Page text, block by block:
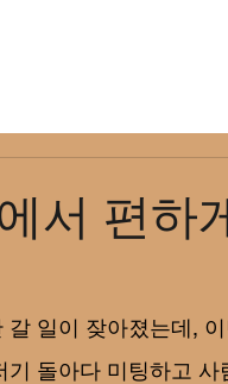
서 편하
갈 일이 잦아졌는데,
기 돌아다 미팅하고